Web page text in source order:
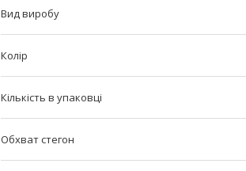
Вид виробу
Колір
Кількість в упаковці
Обхват стегон